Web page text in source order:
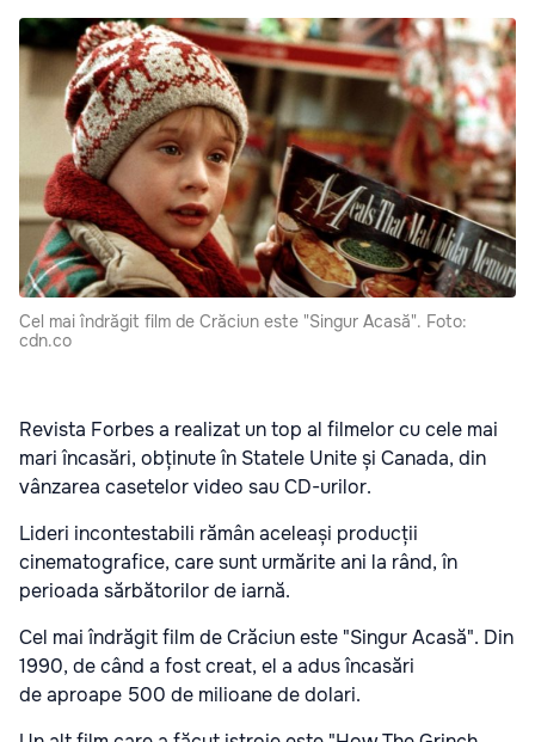
Cel mai îndrăgit film de Crăciun este "Singur Acasă". Foto:
cdn.co
Revista Forbes a realizat un top al filmelor cu cele mai
mari încasări, obținute în Statele Unite și Canada, din
vânzarea casetelor video sau CD-urilor.
Lideri incontestabili rămân aceleași producții
cinematografice, care sunt urmărite ani la rând, în
perioada sărbătorilor de iarnă.
Cel mai îndrăgit film de Crăciun este "Singur Acasă". Din
1990, de când a fost creat, el a adus încasări
de aproape 500 de milioane de dolari.